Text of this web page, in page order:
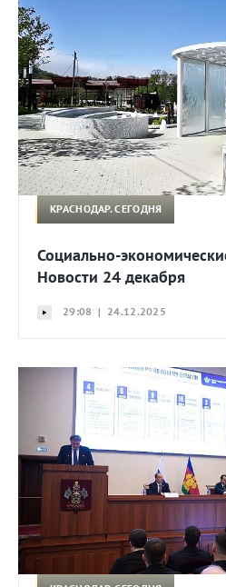
КРАСНОДАР. СЕГОДНЯ
Социально-
Новости 24 декабря
29:08 | 24.12.2025